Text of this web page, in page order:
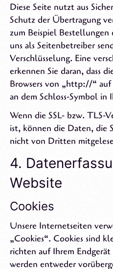
Diese Seite nutzt aus
Schutz der Übertragung
zum Beispiel
uns als Seitenbetreiber
Verschlüsselung. Eine
erkennen Sie daran, dass
Browsers von „http://“
an dem Schloss-Symbol in
Wenn die SSL- bzw. TLS-
ist, können die Daten, die
nicht von Dritten
4.
Website
Cookies
Unsere Internetseiten
„Cookies“. Cookies sind
richten auf Ihrem Endgerät
werden entweder